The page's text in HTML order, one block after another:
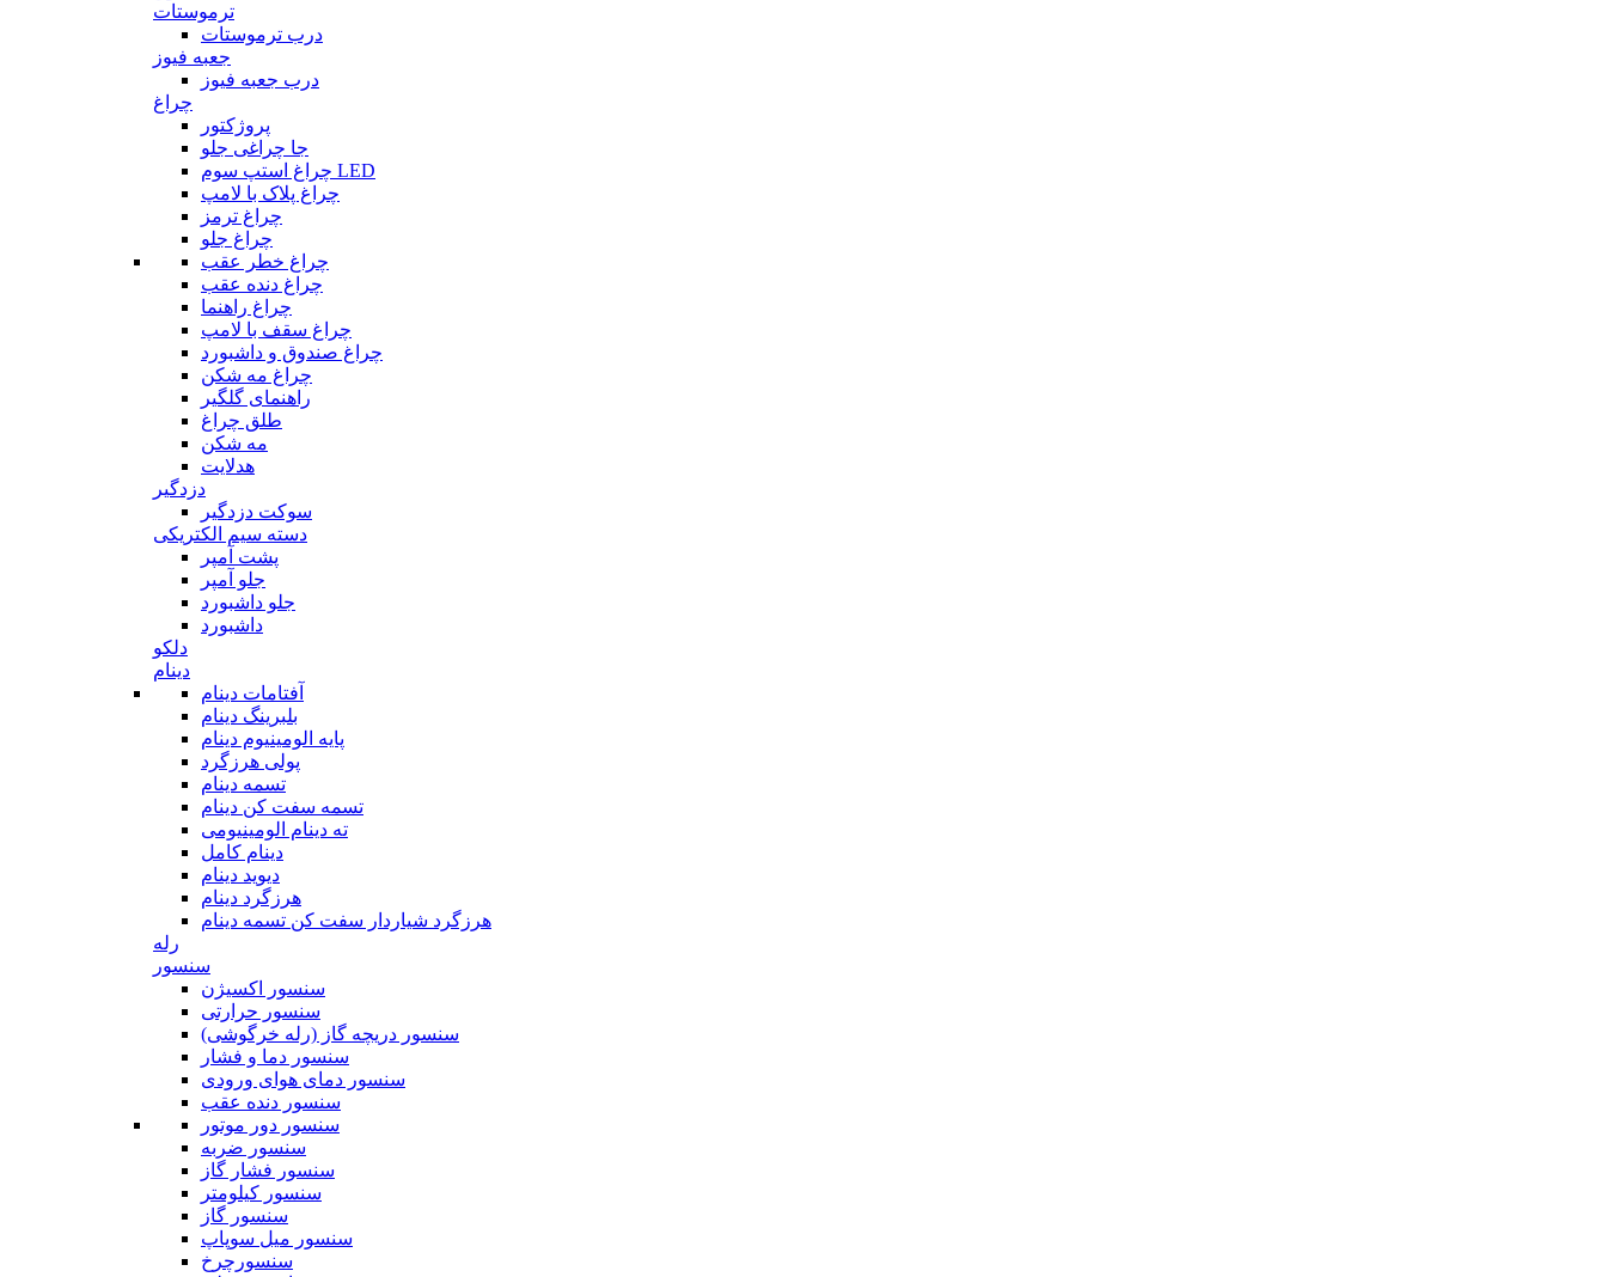
ترموستات
درب ترموستات
جعبه فیوز
درب جعبه فیوز
چراغ
پروژکتور
جا چراغی جلو
چراغ استپ سوم LED
چراغ پلاک با لامپ
چراغ ترمز
چراغ جلو
چراغ خطر عقب
چراغ دنده عقب
چراغ راهنما
چراغ سقف با لامپ
چراغ صندوق و داشبورد
چراغ مه شکن
راهنمای گلگیر
طلق چراغ
مه شکن
هدلایت
دزدگیر
سوکت دزدگیر
دسته سیم الکتریکی
پشت آمپر
جلو آمپر
جلو داشبورد
داشبورد
دلکو
دینام
آفتامات دینام
بلبرینگ دینام
پایه الومینیوم دینام
پولی هرزگرد
تسمه دینام
تسمه سفت کن دینام
ته دینام الومینیومی
دینام کامل
دیوید دینام
هرزگرد دینام
هرزگرد شیاردار سفت کن تسمه دینام
رله
سنسور
سنسور اکسیژن
سنسور حرارتی
سنسور دریچه گاز (رله خرگوشی)
سنسور دما و فشار
سنسور دمای هوای ورودی
سنسور دنده عقب
سنسور دور موتور
سنسور ضربه
سنسور فشار گاز
سنسور کیلومتر
سنسور گاز
سنسور میل سوپاپ
سنسورچرخ